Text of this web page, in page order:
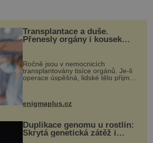
Transplantace a duše.
Přenesly orgány i kousek
Ročně jsou v nemocnicích
transplantovány tisíce orgánů. Je-li
operace úspěšná, lidské tělo přijme
enigmaplus.cz
Duplikace genomu u rostlin:
Skrytá genetická zátěž i